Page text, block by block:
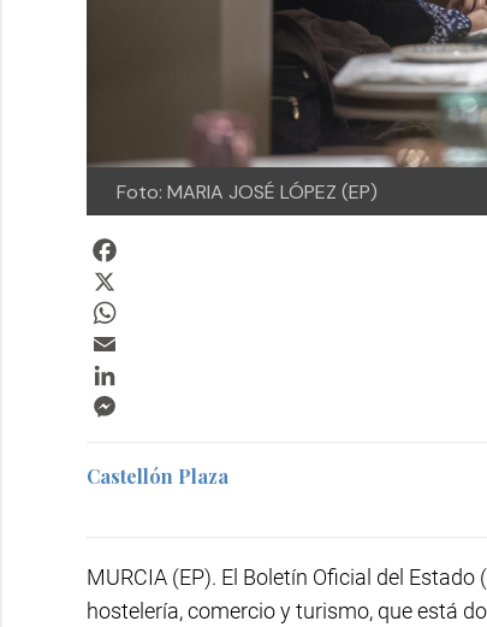
Foto: MARIA JOSÉ LÓPEZ (EP)
Castellón Plaza
MURCIA (EP). El Boletín Oficial del
hostelería, comercio y turismo, que está